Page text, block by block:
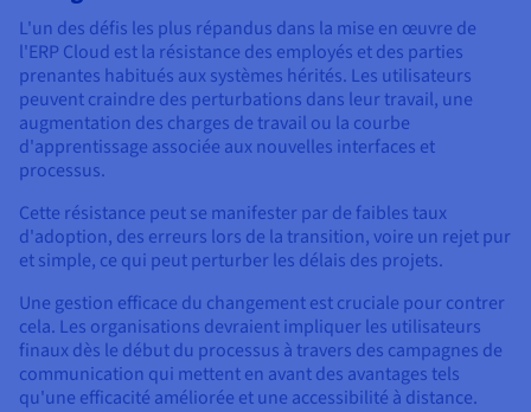
L'un des défis les plus répandus dans la mise en œuvre de
l'ERP Cloud est la résistance des employés et des parties
prenantes habitués aux systèmes hérités. Les utilisateurs
peuvent craindre des perturbations dans leur travail, une
augmentation des charges de travail ou la courbe
d'apprentissage associée aux nouvelles interfaces et
processus.
Cette résistance peut se manifester par de faibles taux
d'adoption, des erreurs lors de la transition, voire un rejet pur
et simple, ce qui peut perturber les délais des projets.
Une gestion efficace du changement est cruciale pour contrer
cela. Les organisations devraient impliquer les utilisateurs
finaux dès le début du processus à travers des campagnes de
communication qui mettent en avant des avantages tels
qu'une efficacité améliorée et une accessibilité à distance.